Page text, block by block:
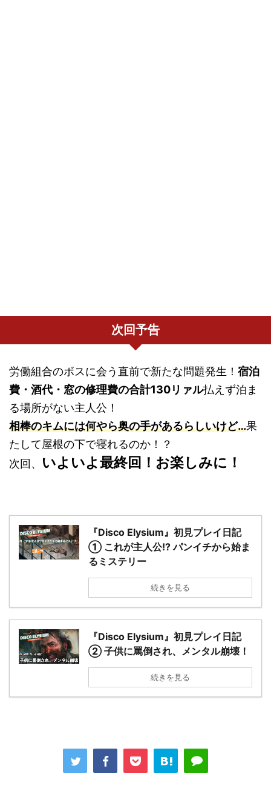
次回予告
労働組合のボスに会う直前で新たな問題発生！ 宿泊
費・酒代・窓の修理費の合計130リァル払えず泊ま
る場所がない主人公！
相棒のキムには何やら奥の手があるらしいけど…果
たして屋根の下で寝れるのか！？
次回、 いよいよ最終回！お楽しみに！
『Disco Elysium』初見プレイ日記
① これが主人公!? パンイチから始ま
るミステリー
続きを見る
『Disco Elysium』初見プレイ日記
② 子供に罵倒され、メンタル崩壊！
続きを見る